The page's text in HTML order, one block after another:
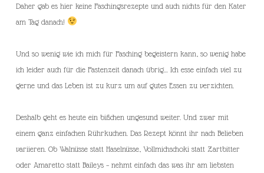
Daher gab es hier keine Faschingsrezepte und auch nichts für den Kater
am Tag danach!
Und so wenig wie ich mich für Fasching begeistern kann, so wenig habe
ich leider auch für die Fastenzeit danach übrig… Ich esse einfach viel zu
gerne und das Leben ist zu kurz um auf gutes Essen zu verzichten.
Deshalb geht es heute ein bißchen ungesund weiter. Und zwar mit
einem ganz einfachen Rührkuchen. Das Rezept könnt ihr nach Belieben
variieren. Ob Walnüsse statt Haselnüsse, Vollmichschoki statt Zartbitter
oder Amaretto statt Baileys – nehmt einfach das was ihr am liebsten